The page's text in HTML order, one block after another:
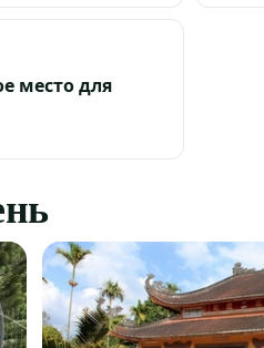
место для